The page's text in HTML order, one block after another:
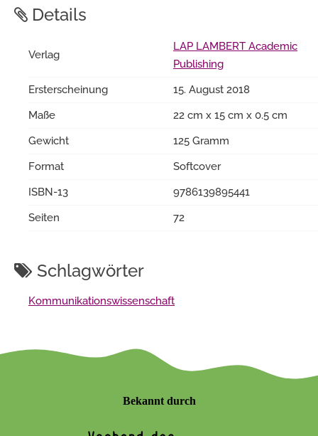
Details
Verlag
LAP LAMBERT Academic
Publishing
Ersterscheinung
15. August 2018
Maße
22 cm x 15 cm x 0.5 cm
Gewicht
125 Gramm
Format
Softcover
ISBN-13
9786139895441
Seiten
72
Schlagwörter
Kommunikationswissenschaft
Bekannt durch